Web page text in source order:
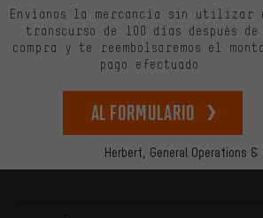
Herbert, General Operations &
Envíanos la mercancía sin utilizar
transcurso de 100 días después
compra y te reembolsaremos el
pago efectuado.
Al formulario